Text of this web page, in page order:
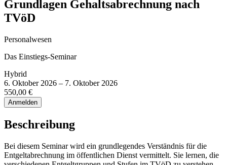
Grundlagen Gehaltsabrechnung nach
TVöD
Personalwesen
Das Einstiegs-Seminar
Hybrid
6. Oktober 2026 – 7. Oktober 2026
550,00 €
Anmelden
Beschreibung
Bei diesem Seminar wird ein grundlegendes Verständnis für die
Entgeltabrechnung im öffentlichen Dienst vermittelt. Sie lernen, die